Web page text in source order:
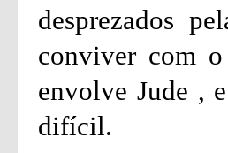
desprezados
conviver com
envolve Jude ,
difícil.